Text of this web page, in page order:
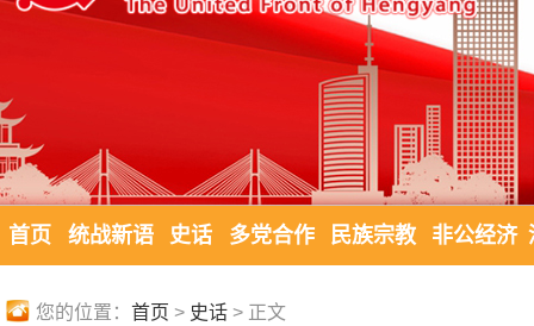
首页 统战新语 史话 多党合作 民族宗教 非公经济
您的位置： 首页 > 史话 > 正文